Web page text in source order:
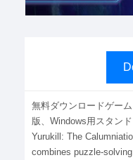
無料ダウンロードゲー
版、Windows用スタン
Yurukill: The
combines puzzle-